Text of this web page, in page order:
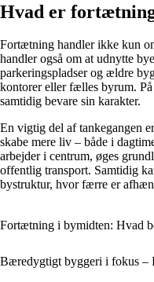
Hvad er
Fortætning handler ikke kun
handler også om at udnytte
parkeringspladser og ældre
kontorer eller fælles byrum.
samtidig bevare sin karakter.
En vigtig del af tankegangen
skabe mere liv – både i
arbejder i centrum, øges
offentlig transport. Samtidig
bystruktur, hvor færre er
Fortætning i bymidten: Hvad
Bæredygtigt byggeri i fokus –